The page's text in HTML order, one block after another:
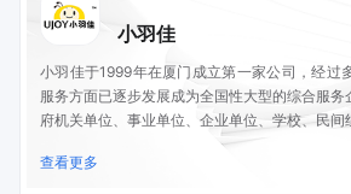
极赋能医药行业供需双方，促进产业链深度融合
技、深度运营等全方位服务体系，以数字化
小羽佳
小羽佳于1999年在厦门成立第一家公司，经过
服务方面已逐步发展成为全国性大型的综合服务
府机关单位、事业单位、企业单位、学校、民间
查看更多